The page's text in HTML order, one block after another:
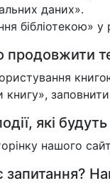
даних».
бібліотекою» у
які будуть
нашого
запитання?